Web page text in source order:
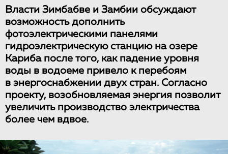
Власти Зимбабве и Замбии обсуждают
возможность дополнить
фотоэлектрическими панелями
гидроэлектрическую станцию на озере
Кариба после того, как падение уровня
воды в водоеме привело к перебоям
в энергоснабжении двух стран. Согласно
проекту, возобновляемая энергия позволит
увеличить производство электричества
более чем вдвое.